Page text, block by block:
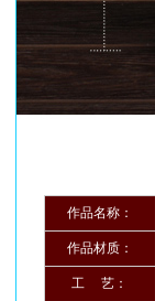
作品名称：
作品材质：
工 艺：